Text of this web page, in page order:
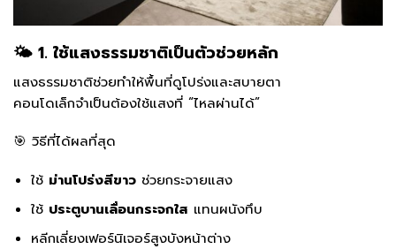
🌤 1. ใช้แสงธรรมชาติเป็นตัวช่วยหลัก
แสงธรรมชาติช่วยทำให้พื้นที่ดูโปร่งและสบายตา
คอนโดเล็กจำเป็นต้องใช้แสงที่ “ไหลผ่านได้”
🎯 วิธีที่ได้ผลที่สุด
ใช้ ม่านโปร่งสีขาวช่วยกระจายแสง
ใช้ ประตูบานเลื่อนกระจกใส แทนผนังทึบ
หลีกเลี่ยงเฟอร์นิเจอร์สูงบังหน้าต่าง